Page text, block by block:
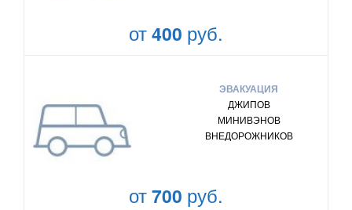
от400 руб.
ЭВАКУАЦИЯ
ДЖИПОВ
МИНИВЭНОВ
ВНЕДОРОЖНИКОВ
от700 руб.